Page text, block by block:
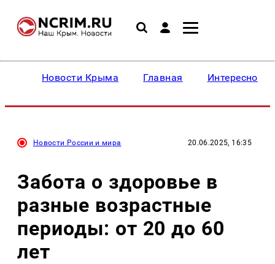
Новости Крыма Главная Интересное
Новости России и мира 20.06.2025, 16:35
Забота о здоровье в
разные возрастные
периоды: от 20 до 60
лет